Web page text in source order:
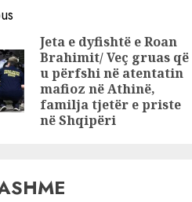
e
me gjobë
çmimet
Jeta e dyfishtë e Roan
Brahimit/ Veç gruas që
u përfshi në atentatin
mafioz në Athinë,
familja tjetër e priste
në Shqipëri